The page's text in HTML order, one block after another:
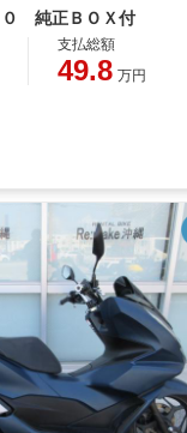
０ 純正ＢＯＸ付
支払総額
49.8 万円